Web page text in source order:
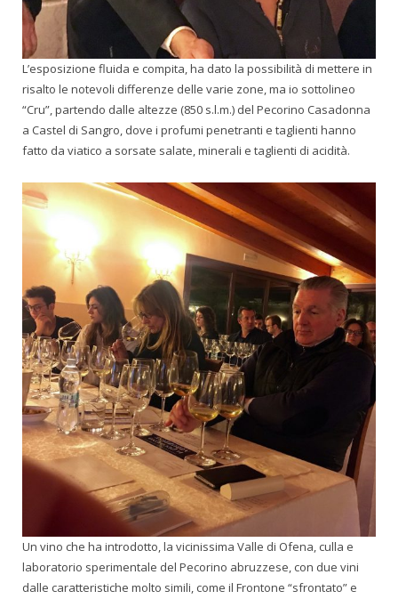
L’esposizione fluida e compita, ha dato la possibilità di mettere in
risalto le notevoli differenze delle varie zone, ma io sottolineo
“Cru”, partendo dalle altezze (850 s.l.m.) del Pecorino Casadonna
a Castel di Sangro, dove i profumi penetranti e taglienti hanno
fatto da viatico a sorsate salate, minerali e taglienti di acidità.
Un vino che ha introdotto, la vicinissima Valle di Ofena, culla e
laboratorio sperimentale del Pecorino abruzzese, con due vini
dalle caratteristiche molto simili, come il Frontone “sfrontato” e